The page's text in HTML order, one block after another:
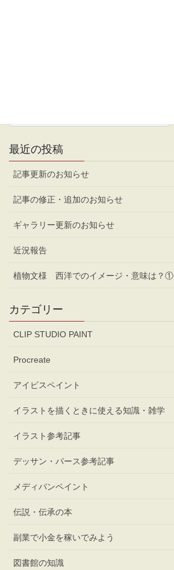
最近の投稿
記事更新のお知らせ
記事の修正・追加のお知らせ
ギャラリー更新のお知らせ
近況報告
植物文様 西洋でのイメージ・意味は？①
カテゴリー
CLIP STUDIO PAINT
Procreate
アイビスペイント
イラストを描くときに使える知識・雑学
イラスト参考記事
デッサン・パース参考記事
メディバンペイント
伝説・伝承の本
副業で小金を稼いでみよう
図書館の知識